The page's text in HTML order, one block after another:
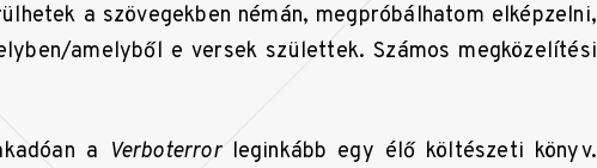
a szövegekben némán, megpróbálhatom elképzelni,
amelyből e versek születtek. Számos megközelítési
a Verboterrorleginkább egy élő költészeti könyv.